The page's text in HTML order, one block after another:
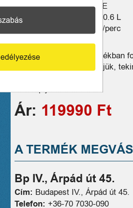
Motor teljesítmény 2.2 LE
Üzemanyagtank mérete 0.6 L
Fordulatszám 8400 ford./perc
Üzleteink széles választékban
hasonló eszközöket, kérjük,
1 hónap jótállás
Ár: 119990 Ft
A TERMÉK
Bp IV., Árpád út 45.
Cím: Budapest IV., Árpád út 45.
Telefon: +36-70 7030-090